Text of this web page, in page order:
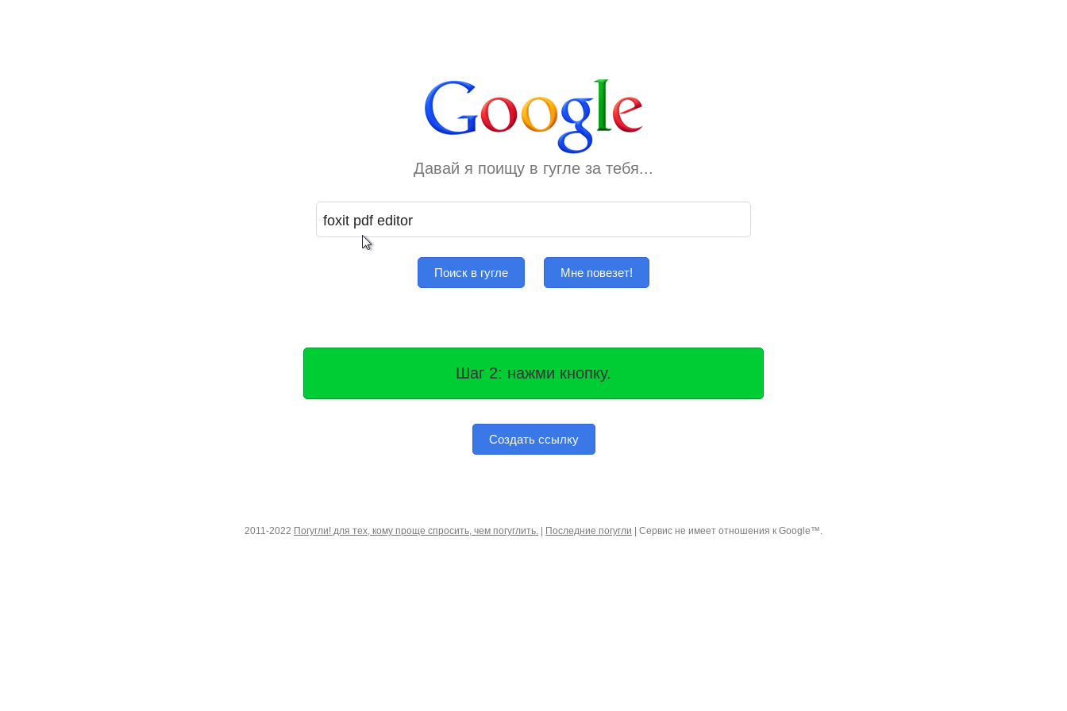
Давай я поищу в гугле за тебя...
Поиск в гугле Мне повезет!
Шаг 2: нажми кнопку.
Создать ссылку
2011-2022 Погугли! для тех, кому проще спросить, чем погуглить. Последние погугли | Сервис не имеет отношения к Google™.